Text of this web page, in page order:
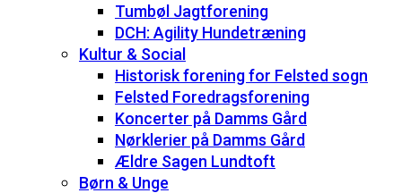
Tumbøl Jagtforening
DCH: Agility Hundetræning
Kultur & Social
Historisk forening for Felsted sogn
Felsted Foredragsforening
Koncerter på Damms Gård
Nørklerier på Damms Gård
Ældre Sagen Lundtoft
Børn & Unge